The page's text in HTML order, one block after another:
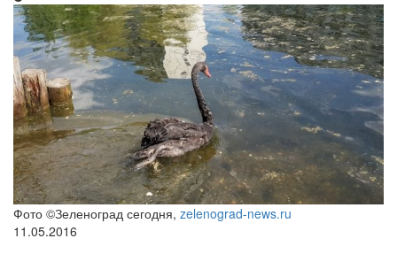
Фото ©Зеленоград сегодня, zelenograd-news.ru
11.05.2016